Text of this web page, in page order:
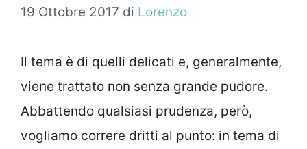
19 Ottobre 2017 di Lorenzo
Il tema è di quelli delicati e, generalmente,
viene trattato non senza grande pudore.
Abbattendo qualsiasi prudenza, però,
vogliamo correre dritti al punto: in tema di